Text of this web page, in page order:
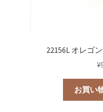
22156L オレゴ
¥
お買い